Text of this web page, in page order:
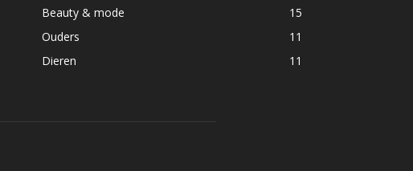
Beauty & mode
15
Ouders
11
Dieren
11